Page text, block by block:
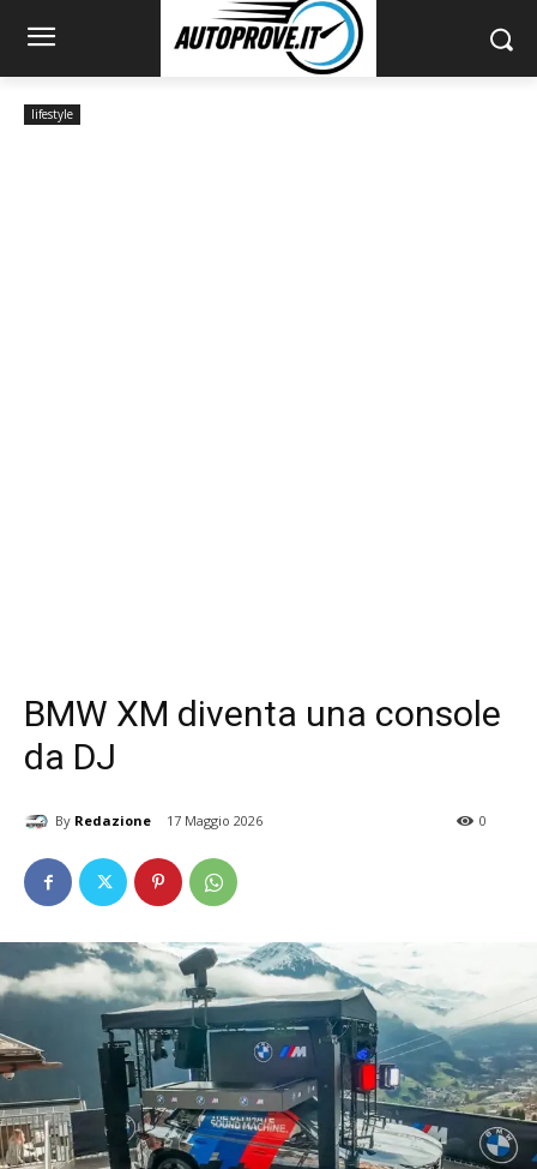
lifestyle
BMW XM diventa una console
da DJ
By Redazione 17 Maggio 2026 0